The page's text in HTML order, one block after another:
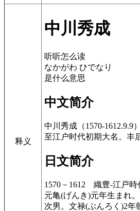
释义
中川秀成
听听怎么读
なかがわ ひでなり
是什么意思
中文简介
中川秀成（1570-1612.9.9
至江户时代初期大名。丰
日文简介
1570－1612 織豊-江戸時
元亀(げんき)元年生まれ
次男。文禄(ぶんろく)2年